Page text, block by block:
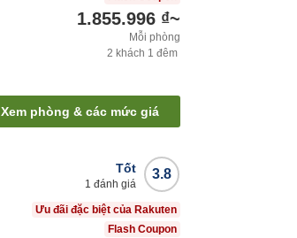
1.855.996 ₫~
Mỗi phòng
2 khách 1 đêm
Xem phòng & các mức giá
3.8
Tốt
1 đánh giá
Ưu đãi đặc biệt của Rakuten
Flash Coupon